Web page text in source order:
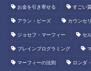
お金を引き寄せる すごい
アラン・ピーズ カウンセ
ジョセフ・マーフィー セ
ブレインプログラミング
マーフィーの法則 ロンダ